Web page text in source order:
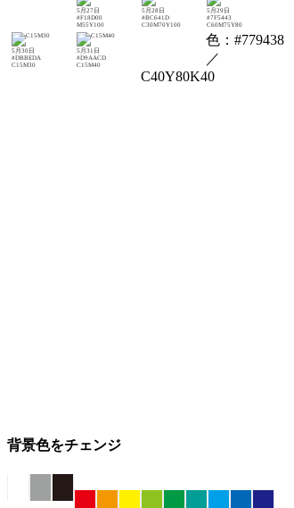
5月27日
#F18D00
M55Y100
5月28日
#BC641D
C30M70Y100
5月29日
#7F5443
C60M75Y80
5月30日
#DBBEDA
C15M30
5月31日
#D9AACD
C15M40
色：#779438
／
C40Y80K40
背景色をチェンジ